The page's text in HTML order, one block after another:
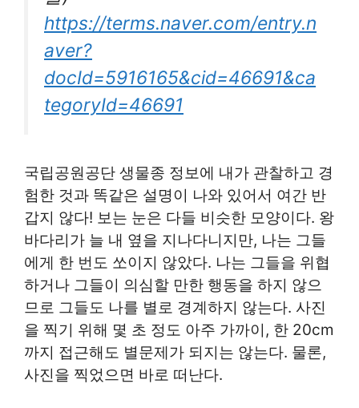
https://terms.naver.com/entry.n
aver?
docId=5916165&cid=46691&ca
tegoryId=46691
국립공원공단 생물종 정보에 내가 관찰하고 경
험한 것과 똑같은 설명이 나와 있어서 여간 반
갑지 않다! 보는 눈은 다들 비슷한 모양이다. 왕
바다리가 늘 내 옆을 지나다니지만, 나는 그들
에게 한 번도 쏘이지 않았다. 나는 그들을 위협
하거나 그들이 의심할 만한 행동을 하지 않으
므로 그들도 나를 별로 경계하지 않는다. 사진
을 찍기 위해 몇 초 정도 아주 가까이, 한 20cm
까지 접근해도 별문제가 되지는 않는다. 물론,
사진을 찍었으면 바로 떠난다.